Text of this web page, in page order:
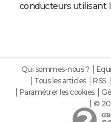
conducteurs utilisant
Qui sommes-nous ?
Tous les articles
RSS
Paramétrer les cookies
©